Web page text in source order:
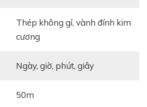
thép không gỉ, vành đính kim
cương
Ngày, giờ, phút, giây
50m